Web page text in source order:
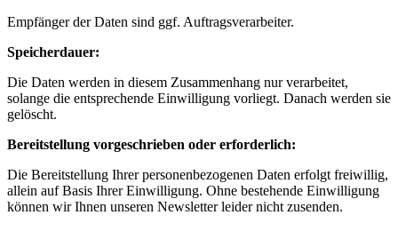
Empfänger der Daten sind ggf. Auftragsverarbeiter.
Speicherdauer:
Die Daten werden in diesem Zusammenhang nur verarbeitet,
solange die entsprechende Einwilligung vorliegt. Danach werden sie
gelöscht.
Bereitstellung vorgeschrieben oder erforderlich:
Die Bereitstellung Ihrer personenbezogenen Daten erfolgt freiwillig,
allein auf Basis Ihrer Einwilligung. Ohne bestehende Einwilligung
können wir Ihnen unseren Newsletter leider nicht zusenden.